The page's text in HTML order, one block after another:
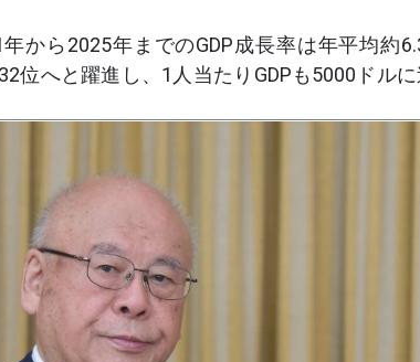
から2025年までのGDP成長率は年平均約
位へと躍進し、1人当たりGDPも5000ドル